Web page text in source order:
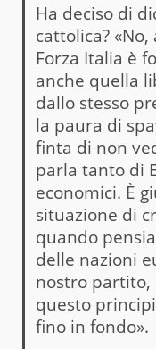
Ha deciso di
cattolica?
Forza Italia è
anche quella
dallo stesso
la paura di
finta di non
parla tanto di
economici. È
situazione di
quando
delle nazioni
nostro partito,
questo
fino in fondo».